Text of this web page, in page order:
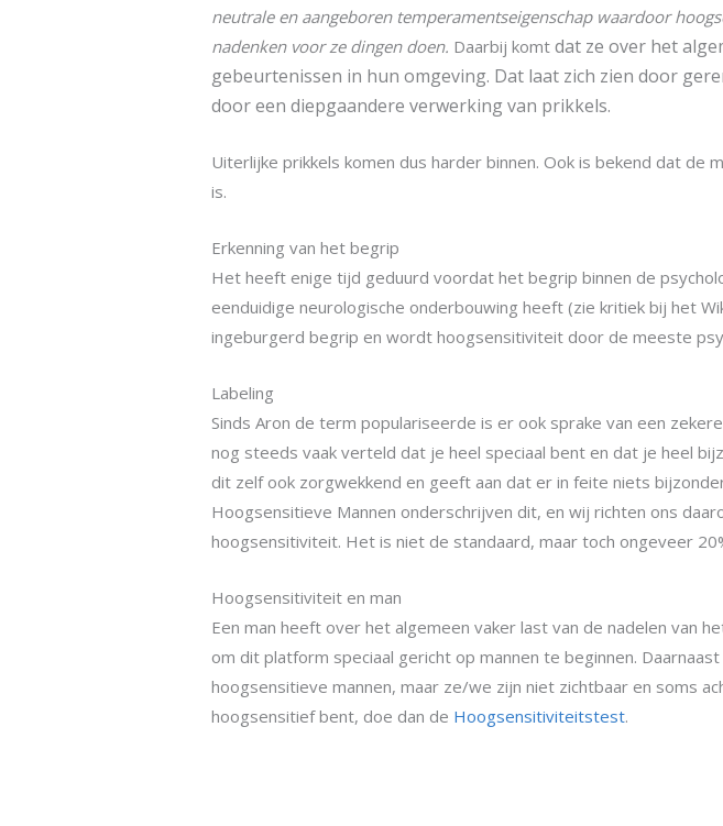
neutrale en aangeboren temperamentseigenschap waardoor
nadenken voor ze dingen doen. Daarbij komtdat zeover het
gebeurtenissen in hun omgeving. Dat laat zich zien door
door een diepgaandere verwerking van prikkels.
Uiterlijke prikkels komen dus harder binnen. Ook is bekend dat
is.
Erkenning van het begrip
Het heeft enige tijd geduurd voordat het begrip binnen de
eenduidige neurologische onderbouwing heeft (zie kritiek bij het
ingeburgerd begrip en wordt hoogsensitiviteit door de meeste
Labeling
Sinds Aron de term populariseerde is er ook sprake van een
nog steeds vaak verteld dat je heel speciaal bent en dat je heel
dit zelf ook zorgwekkend en geeft aan dat er in feite niets
Hoogsensitieve Mannen onderschrijven dit, en wij richten ons
hoogsensitiviteit. Het is niet de standaard, maar toch ongeveer
Hoogsensitiviteit en man
Een man heeft over het algemeen vaker last van de nadelen van
om dit platform speciaal gericht op mannen te beginnen.
hoogsensitieve mannen, maar ze/we zijn niet zichtbaar en soms
hoogsensitief bent, doe dan de Hoogsensitiviteitstest.